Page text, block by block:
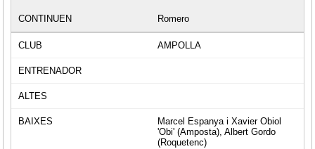
Romero
AMPOLLA
Marcel Espanya i Xavier Obiol
'Obi' (Amposta), Albert Gordo
(Roquetenc)